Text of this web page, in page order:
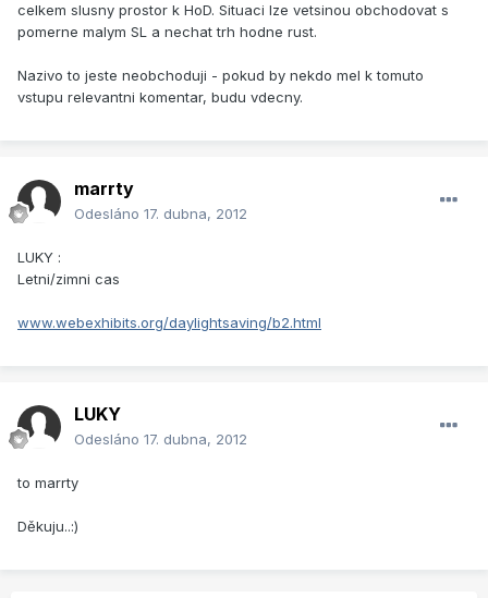
celkem slusny prostor k HoD. Situaci lze vetsinou obchodovat s
pomerne malym SL a nechat trh hodne rust.
Nazivo to jeste neobchoduji - pokud by nekdo mel k tomuto
vstupu relevantni komentar, budu vdecny.
marrty
Odesláno 17. dubna, 2012
LUKY :
Letni/zimni cas
www.webexhibits.org/daylightsaving/b2.html
LUKY
Odesláno 17. dubna, 2012
to marrty
Děkuju..:)